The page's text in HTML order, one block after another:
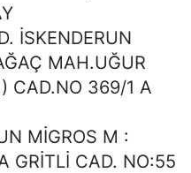
İSKENDERUN
MAH.UĞUR
CAD.NO 369/1 A
MİGROS M :
GRİTLİ CAD. NO:55